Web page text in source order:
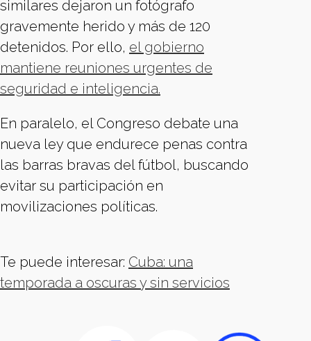
similares dejaron un fotógrafo
gravemente herido y más de 120
detenidos. Por ello, el gobierno
mantiene reuniones urgentes de
seguridad e inteligencia.
En paralelo, el Congreso debate una
nueva ley que endurece penas contra
las barras bravas del fútbol, buscando
evitar su participación en
movilizaciones políticas.
Te puede interesar: Cuba: una
temporada a oscuras y sin servicios